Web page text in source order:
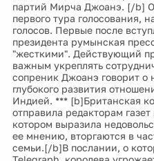
партий Мирча Джоанэ. [/b]
первого тура голосования,
голосов. Первые после
президента румынская
"жесткими". Действующий
важным укреплять
сопреник Джоанэ говорит о
глубокого развития
Индией. *** [b]Британская
отправила редакторам
котором выразила
ее мнению, вторгаются в
семьи.[/b]В послании, о